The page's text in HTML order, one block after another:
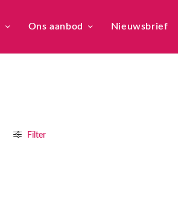
Ons aanbod Nieuwsbrief
Filter